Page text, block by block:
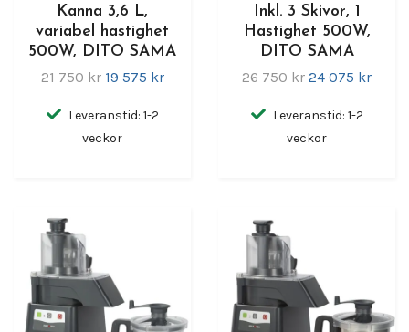
Kanna 3,6 L,
variabel hastighet
500W, DITO SAMA
21 750 kr 19 575 kr
Leveranstid: 1-2
veckor
Inkl. 3 Skivor, 1
Hastighet 500W,
DITO SAMA
26 750 kr 24 075 kr
Leveranstid: 1-2
veckor